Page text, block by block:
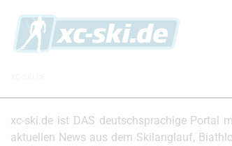
xc-ski.de ist DAS deutschsprachige Portal
aktuellen News aus dem Skilanglauf,